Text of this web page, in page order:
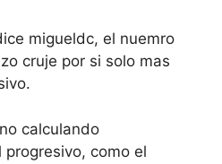
migueldc, el nuemro
cruje por si solo mas
calculando
como el